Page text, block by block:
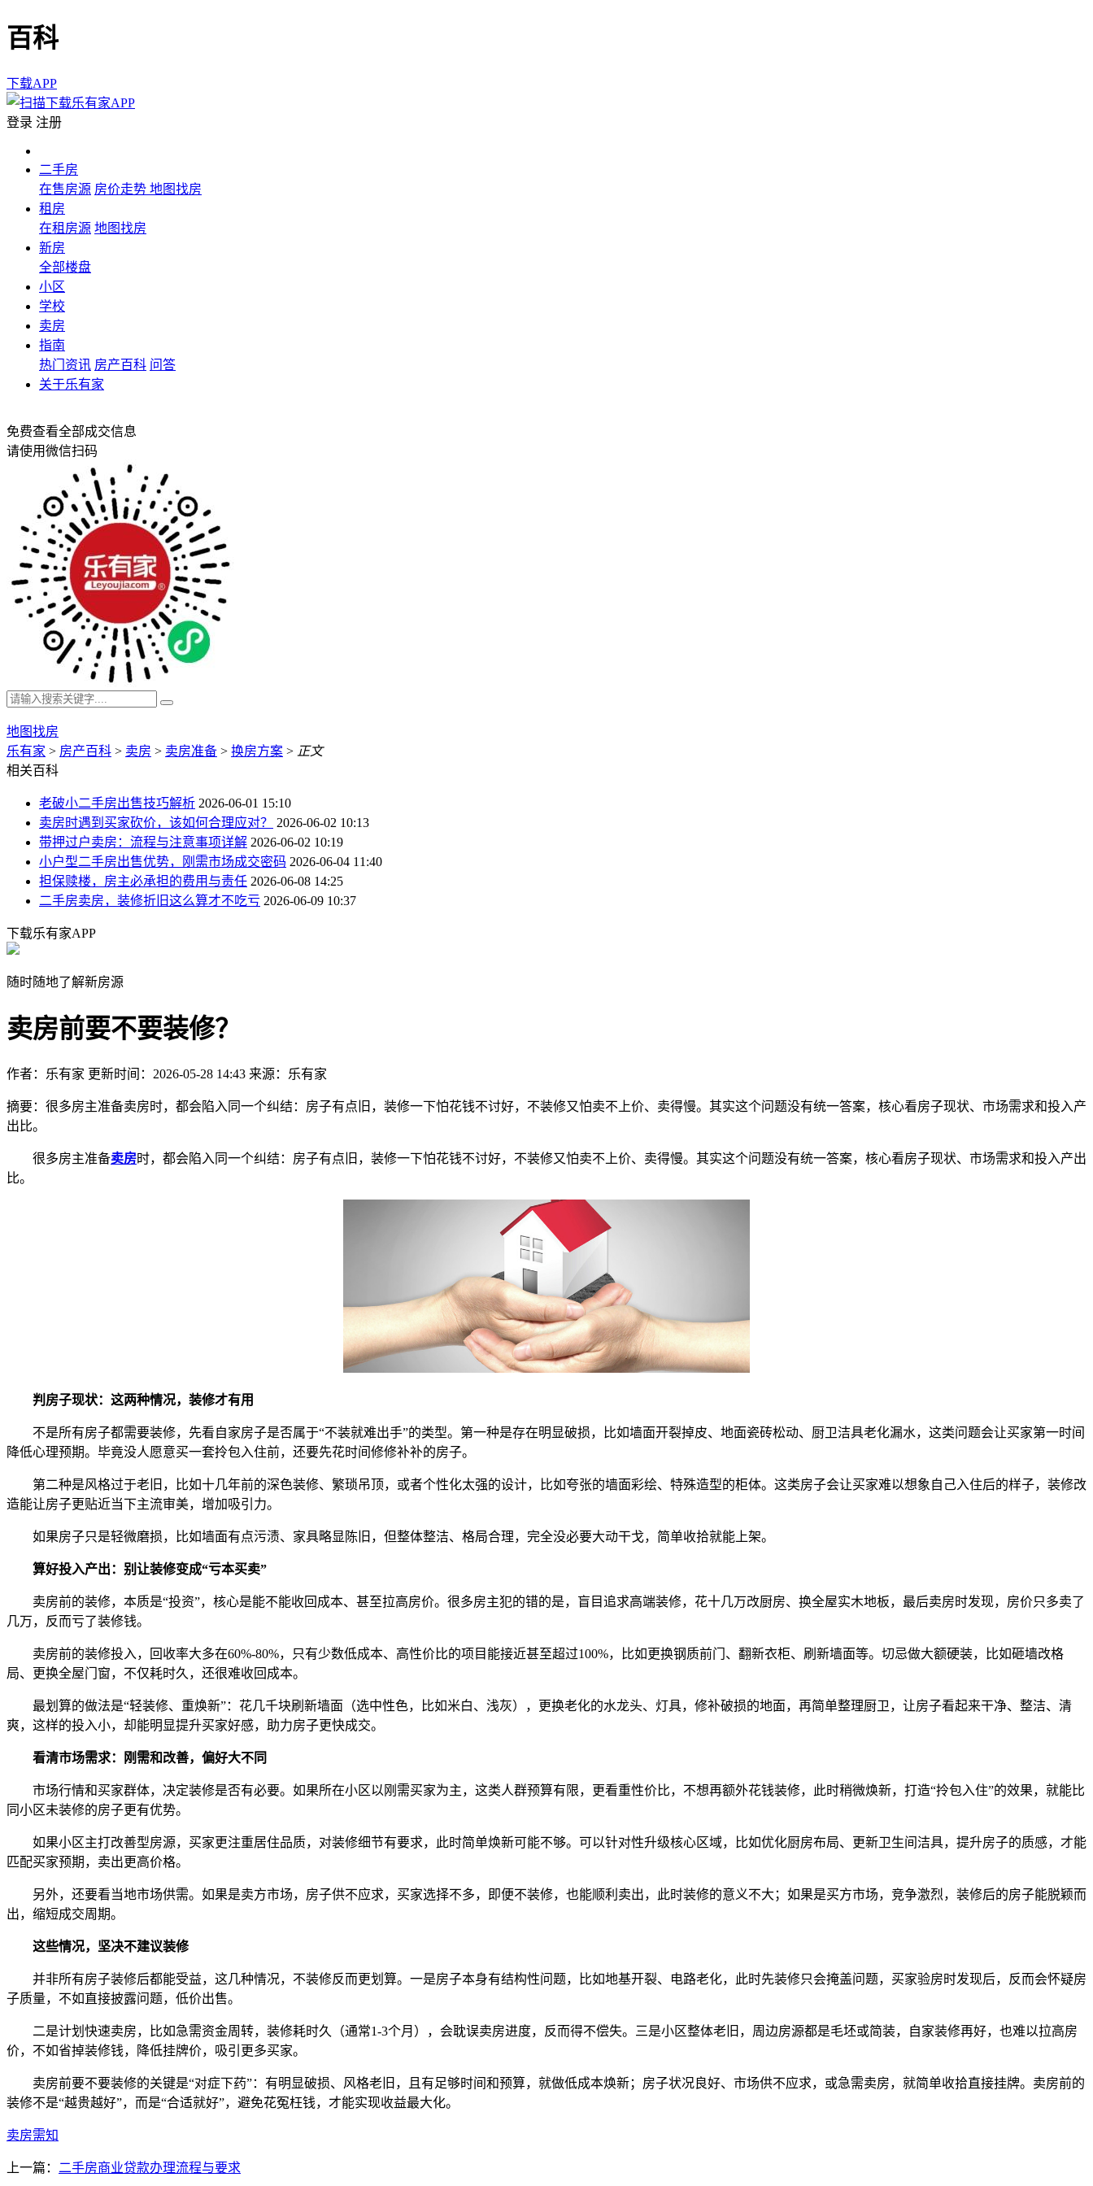
百科
下载APP
登录 注册
二手房
在售房源 房价走势 地图找房
租房
在租房源 地图找房
新房
全部楼盘
小区
学校
卖房
指南
热门资讯 房产百科 问答
关于乐有家
免费查看全部成交信息
请使用微信扫码
地图找房
乐有家 > 房产百科 > 卖房 > 卖房准备 > 换房方案 > 正文
相关百科
老破小二手房出售技巧解析 2026-06-01 15:10
卖房时遇到买家砍价，该如何合理应对？
2026-06-02 10:13
带押过户卖房：流程与注意事项详解 2026-06-02 10:19
小户型二手房出售优势，刚需市场成交密码 2026-06-04 11:40
担保赎楼，房主必承担的费用与责任 2026-06-08 14:25
二手房卖房，装修折旧这么算才不吃亏 2026-06-09 10:37
下载乐有家APP
随时随地了解新房源
卖房前要不要装修？
作者：乐有家 更新时间：2026-05-28 14:43 来源：乐有家
摘要： 很多房主准备卖房时，都会陷入同一个纠结：房子有点旧，装修一下怕花钱不讨好，不装修又怕卖不上价、卖得慢。其实这个问题没有统一答案，核心看房子现状、市场需求和投入产
出比。
很多房主准备卖房时，都会陷入同一个纠结：房子有点旧，装修一下怕花钱不讨好，不装修又怕卖不上价、卖得慢。其实这个问题没有统一答案，核心看房子现状、市场需求和投入产出
比。
判房子现状：这两种情况，装修才有用
不是所有房子都需要装修，先看自家房子是否属于“不装就难出手”的类型。第一种是存在明显破损，比如墙面开裂掉皮、地面瓷砖松动、厨卫洁具老化漏水，这类问题会让买家第一时间
降低心理预期。毕竟没人愿意买一套拎包入住前，还要先花时间修修补补的房子。
第二种是风格过于老旧，比如十几年前的深色装修、繁琐吊顶，或者个性化太强的设计，比如夸张的墙面彩绘、特殊造型的柜体。这类房子会让买家难以想象自己入住后的样子，装修改
造能让房子更贴近当下主流审美，增加吸引力。
如果房子只是轻微磨损，比如墙面有点污渍、家具略显陈旧，但整体整洁、格局合理，完全没必要大动干戈，简单收拾就能上架。
算好投入产出：别让装修变成“亏本买卖”
卖房前的装修，本质是“投资”，核心是能不能收回成本、甚至拉高房价。很多房主犯的错的是，盲目追求高端装修，花十几万改厨房、换全屋实木地板，最后卖房时发现，房价只多卖了
几万，反而亏了装修钱。
卖房前的装修投入，回收率大多在60%-80%，只有少数低成本、高性价比的项目能接近甚至超过100%，比如更换钢质前门、翻新衣柜、刷新墙面等。切忌做大额硬装，比如砸墙改格
局、更换全屋门窗，不仅耗时久，还很难收回成本。
最划算的做法是“轻装修、重焕新”：花几千块刷新墙面（选中性色，比如米白、浅灰），更换老化的水龙头、灯具，修补破损的地面，再简单整理厨卫，让房子看起来干净、整洁、清
爽，这样的投入小，却能明显提升买家好感，助力房子更快成交。
看清市场需求：刚需和改善，偏好大不同
市场行情和买家群体，决定装修是否有必要。如果所在小区以刚需买家为主，这类人群预算有限，更看重性价比，不想再额外花钱装修，此时稍微焕新，打造“拎包入住”的效果，就能比
同小区未装修的房子更有优势。
如果小区主打改善型房源，买家更注重居住品质，对装修细节有要求，此时简单焕新可能不够。可以针对性升级核心区域，比如优化厨房布局、更新卫生间洁具，提升房子的质感，才能
匹配买家预期，卖出更高价格。
另外，还要看当地市场供需。如果是卖方市场，房子供不应求，买家选择不多，即便不装修，也能顺利卖出，此时装修的意义不大；如果是买方市场，竞争激烈，装修后的房子能脱颖而
出，缩短成交周期。
这些情况，坚决不建议装修
并非所有房子装修后都能受益，这几种情况，不装修反而更划算。一是房子本身有结构性问题，比如地基开裂、电路老化，此时先装修只会掩盖问题，买家验房时发现后，反而会怀疑房
子质量，不如直接披露问题，低价出售。
二是计划快速卖房，比如急需资金周转，装修耗时久（通常1-3个月），会耽误卖房进度，反而得不偿失。三是小区整体老旧，周边房源都是毛坯或简装，自家装修再好，也难以拉高房
价，不如省掉装修钱，降低挂牌价，吸引更多买家。
卖房前要不要装修的关键是“对症下药”：有明显破损、风格老旧，且有足够时间和预算，就做低成本焕新；房子状况良好、市场供不应求，或急需卖房，就简单收拾直接挂牌。卖房前的
装修不是“越贵越好”，而是“合适就好”，避免花冤枉钱，才能实现收益最大化。
卖房需知
上一篇： 二手房商业贷款办理流程与要求